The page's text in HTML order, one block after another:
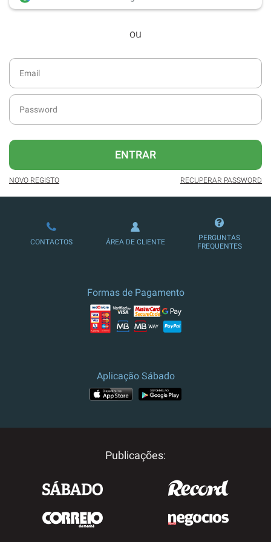
desde dezembro de 2016.
Acesso ao formato digital da SÁBADO
SÁBADO.
diário da atualidade.
publicidade reduzida e não invasiva
no site.
Possibilidade de ler e/ou ouvir artigos.
Ofertas e descontos em produtos,
serviços, eventos desportivos e
ou
ENTRAR
NOVO REGISTO RECUPERAR PASSWORD
CONTACTOS ÁREA DE CLIENTE
PERGUNTAS
FREQUENTES
Formas de Pagamento
Aplicação Sábado
Publicações: